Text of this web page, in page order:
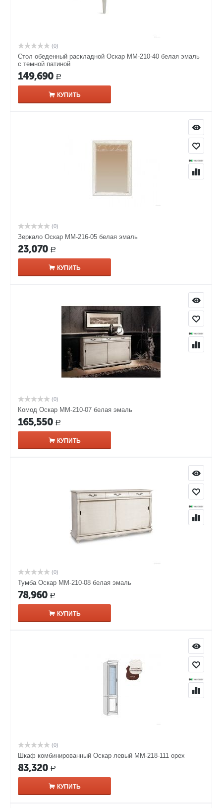
(0)
Стол обеденный раскладной Оскар ММ-210-40 белая эмаль
с темной патиной
149,690 Р
КУПИТЬ
(0)
Зеркало Оскар ММ-216-05 белая эмаль
23,070 Р
КУПИТЬ
(0)
Комод Оскар ММ-210-07 белая эмаль
165,550 Р
КУПИТЬ
(0)
Тумба Оскар ММ-210-08 белая эмаль
78,960 Р
КУПИТЬ
(0)
Шкаф комбинированный Оскар левый ММ-218-111 орех
83,320 Р
КУПИТЬ